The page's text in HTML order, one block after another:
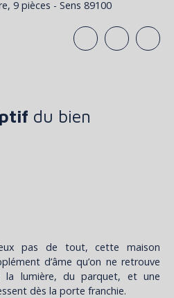
9 pièces - Sens 89100
du bien
pas de tout, cette maison
d’âme qu’on ne retrouve
lumière, du parquet, et une
dès la porte franchie.